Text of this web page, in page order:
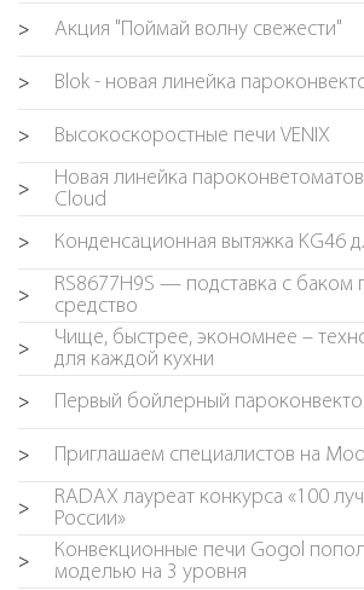
> Акция "Поймай волну свежести"
> Blok - новая линейка
> Высокоскоростные печи VENIX
>
Новая линейка
Cloud
> Конденсационная вытяжка KG46
>
RS8677H9S — подставка с
средство
>
Чище, быстрее, экономнее –
для каждой кухни
> Первый бойлерный
> Приглашаем специалистов на
>
RADAX лауреат конкурса «100
России»
>
Конвекционные печи Gogol
моделью на 3 уровня